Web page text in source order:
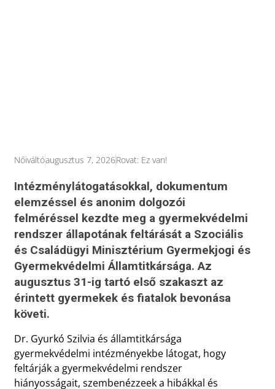
Nőiváltóaugusztus 7, 2026Rovat: Ez van!
Intézménylátogatásokkal, dokumentum
elemzéssel és anonim dolgozói
felméréssel kezdte meg a gyermekvédelmi
rendszer állapotának feltárását a Szociális
és Családügyi Minisztérium Gyermekjogi és
Gyermekvédelmi Államtitkársága. Az
augusztus 31-ig tartó első szakaszt az
érintett gyermekek és fiatalok bevonása
követi.
Dr. Gyurkó Szilvia és államtitkársága
gyermekvédelmi intézményekbe látogat, hogy
feltárják a gyermekvédelmi rendszer
hiányosságait, szembenézzeek a hibákkal és